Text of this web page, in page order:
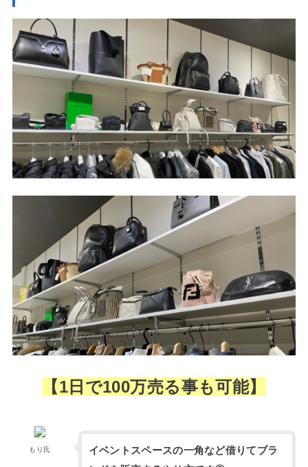
【1日で100万売る事も可能】
もり氏
イベントスペースの一角など借りてブラ